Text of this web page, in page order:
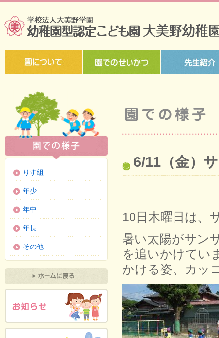
6/11（金）
10日木曜日は、
暑い太陽がサン
を追いかけてい
かける姿、カッ
りす組
年少
年中
年長
その他